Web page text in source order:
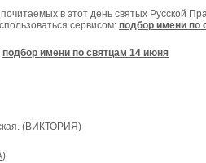
в этот день святых Русской
сервисом: подбор имени по
подбор имени по святцам 14 июня
(ВИКТОРИЯ)
)